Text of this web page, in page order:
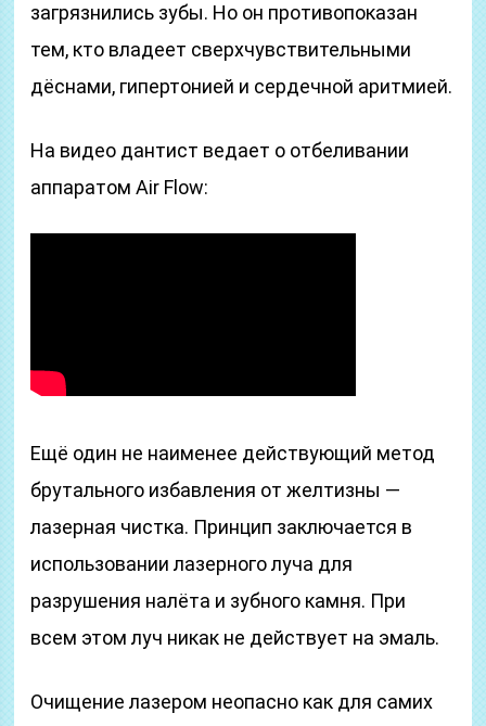
загрязнились зубы. Но он противопоказан
тем, кто владеет сверхчувствительными
дёснами, гипертонией и сердечной аритмией.
На видео дантист ведает о отбеливании
аппаратом Air Flow:
Ещё один не наименее действующий метод
брутального избавления от желтизны —
лазерная чистка. Принцип заключается в
использовании лазерного луча для
разрушения налёта и зубного камня. При
всем этом луч никак не действует на эмаль.
Очищение лазером неопасно как для самих